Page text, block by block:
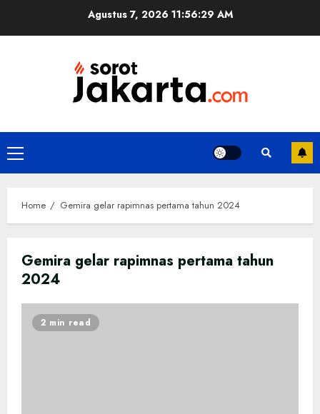
Agustus 7, 2026 11:56:30 AM
Primary
Menu
Home Gemira gelar rapimnas pertama tahun 2024
Gemira gelar rapimnas pertama tahun
2024
2 min read